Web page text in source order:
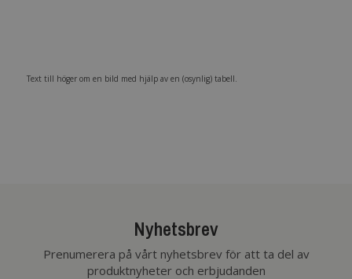
Text till höger om en bild med hjälp av en (osynlig) tabell.
Nyhetsbrev
Prenumerera på vårt nyhetsbrev för att ta del av
produktnyheter och erbjudanden